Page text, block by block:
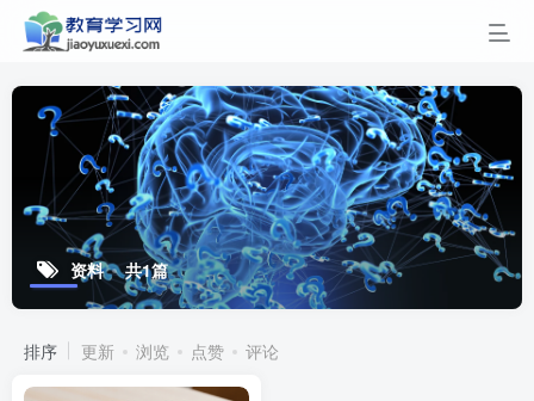
资料 共1篇
排序 更新 浏览 点赞 评论